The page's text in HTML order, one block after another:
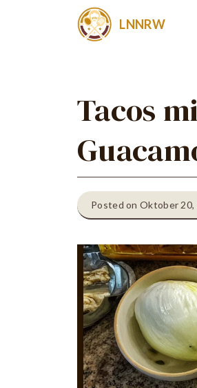
LNNRW
Tacos
Posted on Oktober 20,